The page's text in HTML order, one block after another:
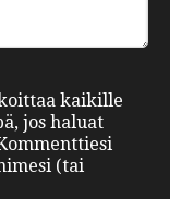
kaikille
jos haluat
(tai